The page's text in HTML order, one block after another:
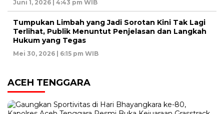
Juni 1, 2026 | 4:43 pm WIB
Tumpukan Limbah yang Jadi Sorotan Kini Tak Lagi
Terlihat, Publik Menuntut Penjelasan dan Langkah
Hukum yang Tegas
Mei 30, 2026 | 6:15 pm WIB
ACEH TENGGARA